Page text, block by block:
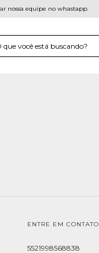
equipe no whastapp.
ENTRE EM CONTATO
5521998568838